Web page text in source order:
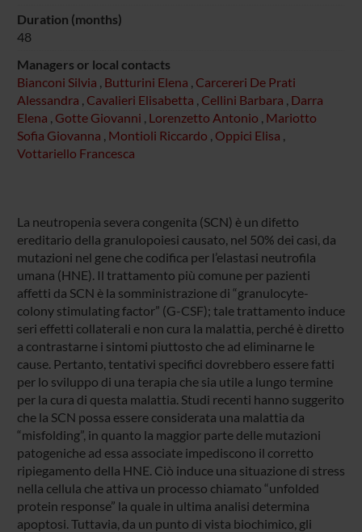
Duration (months)
48
Managers or local contacts
Bianconi Silvia , Butturini Elena , Carcereri De Prati
Alessandra , Cavalieri Elisabetta , Cellini Barbara , Darra
Elena , Gotte Giovanni , Lorenzetto Antonio , Mariotto
Sofia Giovanna , Montioli Riccardo , Oppici Elisa ,
Vottariello Francesca
La neutropenia severa congenita (SCN) è un difetto
ereditario della granulopoiesi causato, nel 50% dei casi, da
mutazioni nel gene che codifica per l’elastasi neutrofila
umana (HNE). Il trattamento più comune per pazienti
affetti da SCN è la somministrazione di “granulocyte-
colony stimulating factor” (G-CSF); tale trattamento induce
seri effetti collaterali e non cura la malattia, perché è diretto
a contrastarne i sintomi piuttosto che ad eliminarne le
cause. Pertanto, tentativi specifici dovrebbero essere fatti
per lo sviluppo di una terapia che sia utile a lungo termine
per la cura di questa malattia. Studi recenti hanno suggerito
che la SCN possa essere considerata una malattia da
“misfolding”, in quanto la maggior parte delle mutazioni
patogeniche ad essa associate impediscono il corretto
ripiegamento della HNE. Ciò induce una situazione di stress
nella cellula che attiva un processo chiamato “unfolded
protein response” la quale in ultima analisi determina
apoptosi. Tuttavia, da un punto di vista biochimico, gli